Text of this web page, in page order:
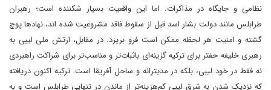
نظامی و جایگاه در مذاکرات. اما این واقعیت بسیار شکننده است؛ رهبران
طرابلس مانند دولت بشار اسد قبل از سقوط فاقد مشروعیت‌ شده اند، نهادها پوچ‌
گشته و امنیت هر لحظه ممکن است فرو بریزد. در مقابل، ارتش ملی لیبی به
رهبری خلیفه حفتر برای ترکیه گزینه‌ای باثبات‌تر و مناسب‌تر برای شراکت راهبردی
نه فقط در خود لیبی، بلکه در مدیترانه و ساحل آفریقا است. ترکیه اکنون دریافته
که نزدیک شدن به شرق لیبی کم‌هزینه‌تر از ماندن در تنهایی طرابلس است و به